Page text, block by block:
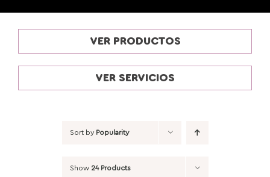
VER PRODUCTOS
VER SERVICIOS
Sort by Popularity
Show 24 Products